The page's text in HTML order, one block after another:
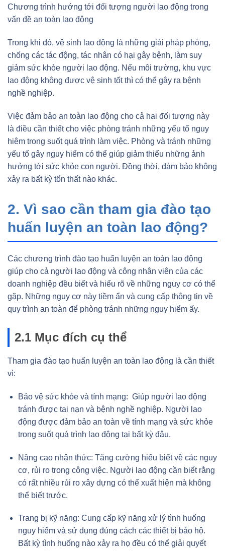
Chương trình hướng tới đối tượng người lao động trong
vấn đề an toàn lao động
Trong khi đó, vệ sinh lao động là những giải pháp phòng,
chống các tác động, tác nhân có hại gây bệnh, làm suy
giảm sức khỏe người lao động. Nếu môi trường, khu vực
lao động không được vệ sinh tốt thì có thể gây ra bệnh
nghề nghiệp.
Việc đảm bảo an toàn lao động cho cả hai đối tượng này
là điều cần thiết cho việc phòng tránh những yếu tố nguy
hiêm trong suốt quá trình làm việc. Phòng và tránh những
yếu tố gây nguy hiểm có thể giúp giảm thiểu những ảnh
hưởng tới sức khỏe con người. Đồng thời, đảm bảo không
xảy ra bất kỳ tổn thất nào khác.
2. Vì sao cần tham gia đào tạo
huấn luyện an toàn lao động?
Các chương trình đào tạo huấn luyện an toàn lao động
giúp cho cả người lao động và công nhân viên của các
doanh nghiệp đều biết và hiểu rõ về những nguy cơ có thể
gặp. Những nguy cơ này tiềm ẩn và cung cấp thông tin về
quy trình an toàn để phòng tránh những nguy hiểm ấy.
2.1 Mục đích cụ thể
Tham gia đào tạo huấn luyện an toàn lao động là cần thiết
vì:
Bảo vệ sức khỏe và tính mạng: Giúp người lao động
tránh được tai nạn và bệnh nghề nghiệp. Người lao
động được đảm bảo an toàn về tính mạng và sức khỏe
trong suốt quá trình lao động tại bất kỳ đâu.
Nâng cao nhận thức: Tăng cường hiểu biết về các nguy
cơ, rủi ro trong công việc. Người lao động cần biết rằng
có rất nhiều rủi ro xây dựng có thể xuất hiện mà không
thể biết trước.
Trang bị kỹ năng: Cung cấp kỹ năng xử lý tình huống
nguy hiểm và sử dụng đúng cách các thiết bị bảo hộ.
Bất kỳ tình huống nào xảy ra họ đều có thể giải quyết